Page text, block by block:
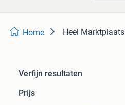
Home Heel Marktplaats
Verfijn resultaten
Prijs